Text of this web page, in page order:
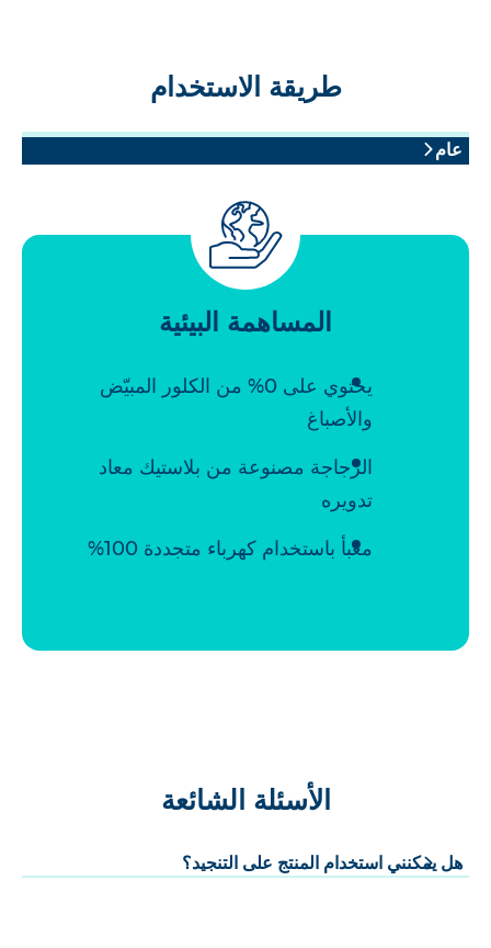
طريقة الاستخدام
عام
المساهمة البيئية
يحتوي على 0% من الكلور المبيّض
والأصباغ
الزجاجة مصنوعة من بلاستيك معاد
تدويره
معبأ باستخدام كهرباء متجددة 100%
الأسئلة الشائعة
هل يمكنني استخدام المنتج على التنجيد؟